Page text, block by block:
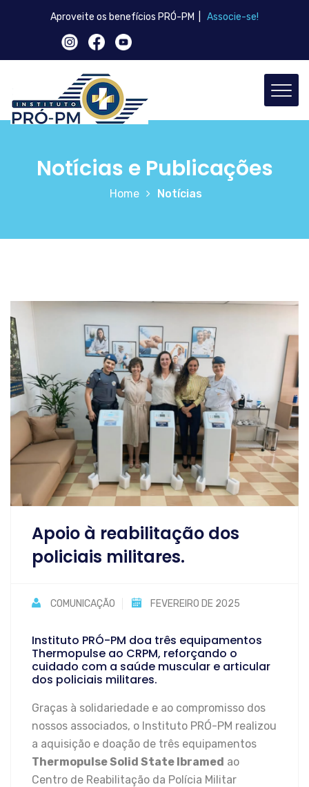
Aproveite os benefícios PRÓ-PM | Associe-se!
Notícias e Publicações
Home Notícias
Apoio à reabilitação dos
policiais militares.
COMUNICAÇÃO FEVEREIRO DE 2025
Instituto PRÓ-PM doa três equipamentos
Thermopulse ao CRPM, reforçando o
cuidado com a saúde muscular e articular
dos policiais militares.
Graças à solidariedade e ao compromisso dos
nossos associados, o Instituto PRÓ-PM realizou
a aquisição e doação de três equipamentos
Thermopulse Solid State Ibramed ao
Centro de Reabilitação da Polícia Militar